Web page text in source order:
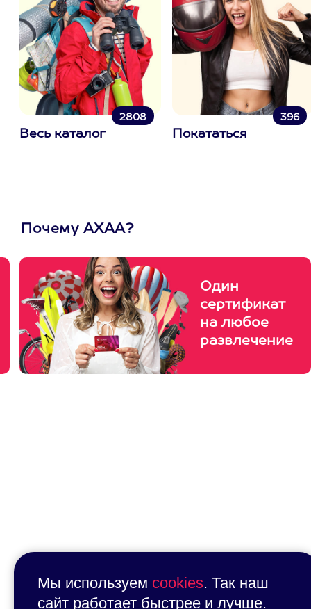
2808
Весь каталог
396
Покататься
Почему АХАА?
Один
сертификат
на любое
развлечение
Мы используем cookies. Так наш
сайт работает быстрее и лучше.